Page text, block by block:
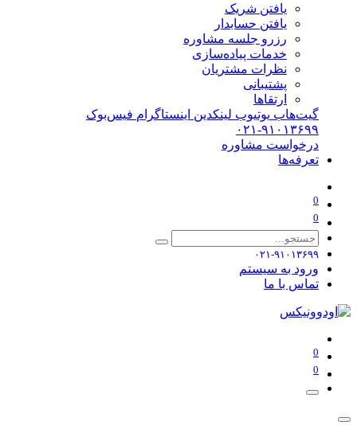
یافتن شریک
یافتن حسابدار
رزرو جلسه مشاوره
خدمات پیاده‌سازی
نظرات مشتریان
پشتیبانی
ارتقاها
گیت‌هاب یوتیوب لینکدین اینستاگرام فیس‌بوک
۰۲۱-۹۱۰۱۳۶۹۹
درخواست مشاوره
تعرفه‌ها
0
0
۰۲۱-۹۱۰۱۳۶۹۹
ورود به سیستم
تماس با ما
0
0